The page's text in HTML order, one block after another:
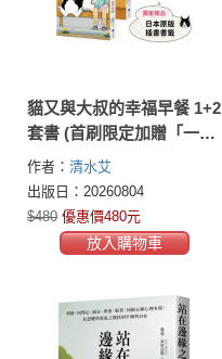
貓又與大叔的幸福早餐 1+2
套書 (首刷限定加贈「一起
走過雨天晴天」日本原版
插畫書籤)
作者： 清水艾
出版日：20260804
$480 優惠價480元
放入購物車